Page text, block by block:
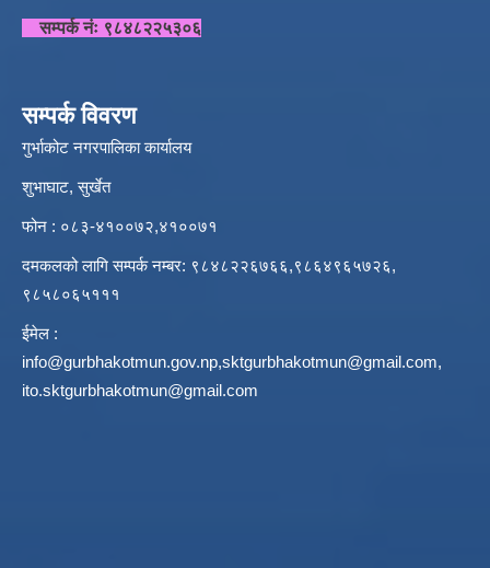
सम्पर्क नंः ९८४८२२५३०६
सम्पर्क विवरण
गुर्भाकोट नगरपालिका कार्यालय
शुभाघाट, सुर्खेत
फोन : ०८३-४१००७२,४१००७१
दमकलको लागि सम्पर्क नम्बर: ९८४८२२६७६६,९८६४९६५७२६,
९८५८०६५१११
ईमेल :
info@gurbhakotmun.gov.np,sktgurbhakotmun@gmail.com,
ito.sktgurbhakotmun@gmail.com